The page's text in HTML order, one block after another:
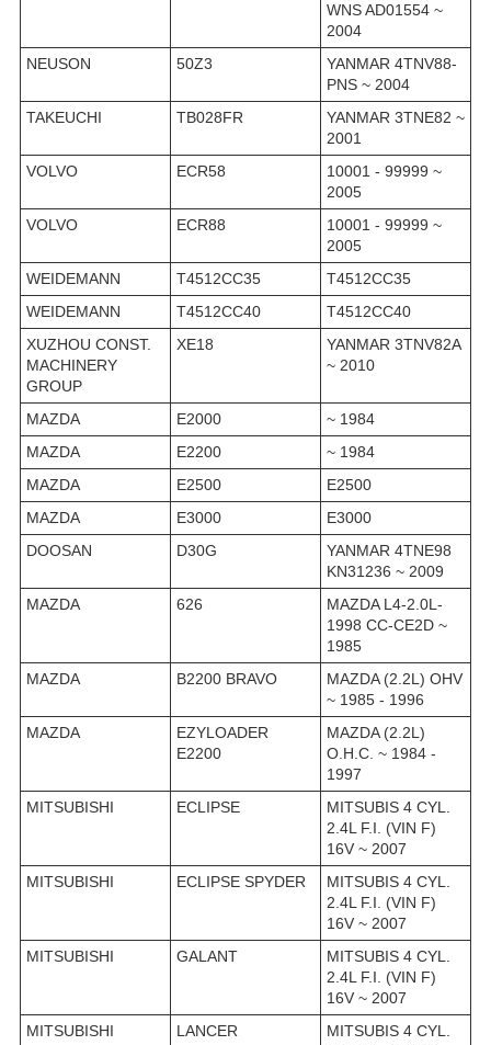
WNS AD01554 ~
2004
NEUSON
50Z3
YANMAR 4TNV88-
PNS ~ 2004
TAKEUCHI
TB028FR
YANMAR 3TNE82 ~
2001
VOLVO
ECR58
10001 - 99999 ~
2005
VOLVO
ECR88
10001 - 99999 ~
2005
WEIDEMANN
T4512CC35
T4512CC35
WEIDEMANN
T4512CC40
T4512CC40
XUZHOU CONST.
MACHINERY
GROUP
XE18
YANMAR 3TNV82A
~ 2010
MAZDA E2000
~ 1984
MAZDA
E2200
~ 1984
MAZDA
E2500
E2500
MAZDA
E3000
E3000
DOOSAN
D30G
YANMAR 4TNE98
KN31236 ~ 2009
MAZDA
626
MAZDA L4-2.0L-
1998 CC-CE2D ~
1985
MAZDA
B2200 BRAVO
MAZDA (2.2L) OHV
~ 1985 - 1996
MAZDA
EZYLOADER
E2200
MAZDA (2.2L)
O.H.C. ~ 1984 -
1997
MITSUBISHI
ECLIPSE
MITSUBIS 4 CYL.
2.4L F.I. (VIN F)
16V ~ 2007
MITSUBISHI
ECLIPSE SPYDER
MITSUBIS 4 CYL.
2.4L F.I. (VIN F)
16V ~ 2007
MITSUBISHI
GALANT
MITSUBIS 4 CYL.
2.4L F.I. (VIN F)
16V ~ 2007
MITSUBISHI
LANCER
MITSUBIS 4 CYL.